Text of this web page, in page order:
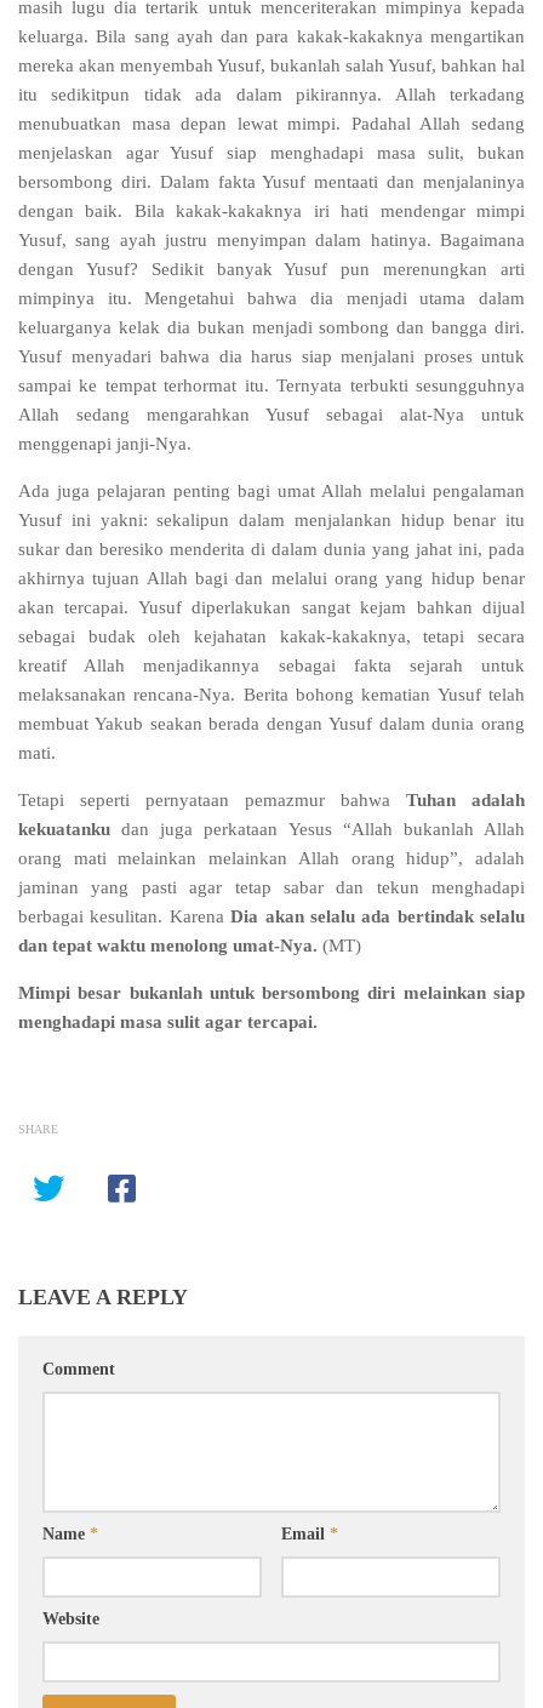
masih lugu dia tertarik untuk menceriterakan mimpinya kepada
keluarga. Bila sang ayah dan para kakak-kakaknya mengartikan
mereka akan menyembah Yusuf, bukanlah salah Yusuf, bahkan hal
itu sedikitpun tidak ada dalam pikirannya. Allah terkadang
menubuatkan masa depan lewat mimpi. Padahal Allah sedang
menjelaskan agar Yusuf siap menghadapi masa sulit, bukan
bersombong diri. Dalam fakta Yusuf mentaati dan menjalaninya
dengan baik. Bila kakak-kakaknya iri hati mendengar mimpi
Yusuf, sang ayah justru menyimpan dalam hatinya. Bagaimana
dengan Yusuf? Sedikit banyak Yusuf pun merenungkan arti
mimpinya itu. Mengetahui bahwa dia menjadi utama dalam
keluarganya kelak dia bukan menjadi sombong dan bangga diri.
Yusuf menyadari bahwa dia harus siap menjalani proses untuk
sampai ke tempat terhormat itu. Ternyata terbukti sesungguhnya
Allah sedang mengarahkan Yusuf sebagai alat-Nya untuk
menggenapi janji-Nya.
Ada juga pelajaran penting bagi umat Allah melalui pengalaman
Yusuf ini yakni: sekalipun dalam menjalankan hidup benar itu
sukar dan beresiko menderita di dalam dunia yang jahat ini, pada
akhirnya tujuan Allah bagi dan melalui orang yang hidup benar
akan tercapai. Yusuf diperlakukan sangat kejam bahkan dijual
sebagai budak oleh kejahatan kakak-kakaknya, tetapi secara
kreatif Allah menjadikannya sebagai fakta sejarah untuk
melaksanakan rencana-Nya. Berita bohong kematian Yusuf telah
membuat Yakub seakan berada dengan Yusuf dalam dunia orang
mati.
Tetapi seperti pernyataan pemazmur bahwa Tuhan adalah
kekuatanku dan juga perkataan Yesus “Allah bukanlah Allah
orang mati melainkan melainkan Allah orang hidup”, adalah
jaminan yang pasti agar tetap sabar dan tekun menghadapi
berbagai kesulitan. KarenaDia akan selalu ada bertindak selalu
dan tepat waktu menolong umat-Nya. (MT)
Mimpi besar bukanlah untuk bersombong diri melainkan siap
menghadapi masa sulit agar tercapai.
SHARE
LEAVE A REPLY
Comment
Name * Email *
Website